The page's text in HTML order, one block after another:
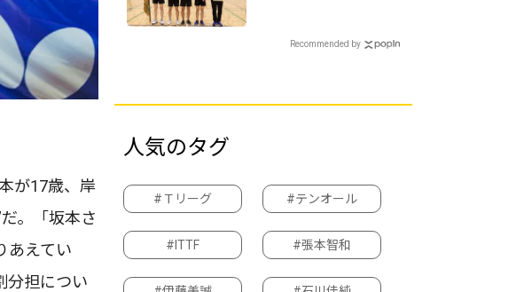
が17歳、岸
。「坂本さ
あえてい
分担につい
大会＞Recommended by
人気のタグ
#Ｔリーグ #テンオール
#ITTF #張本智和